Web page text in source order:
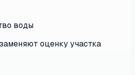
воды
оценку участка